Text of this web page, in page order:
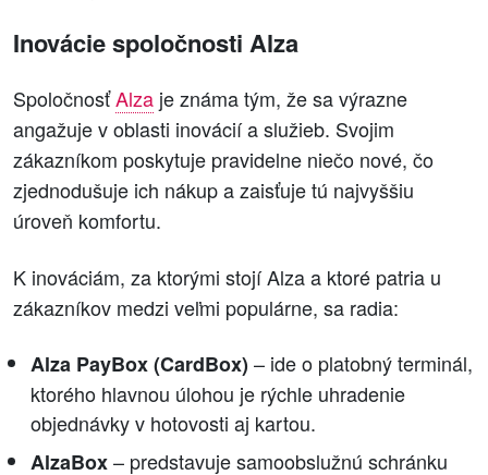
Inovácie spoločnosti Alza
SpoločnosťAlza je známa tým, že sa výrazne
angažuje v oblasti inovácií a služieb. Svojim
zákazníkom poskytuje pravidelne niečo nové, čo
zjednodušuje ich nákup a zaisťuje tú najvyššiu
úroveň komfortu.
K inováciám, za ktorými stojí Alza a ktoré patria u
zákazníkov medzi veľmi populárne, sa radia:
Alza PayBox (CardBox) – ide o platobný terminál,
ktorého hlavnou úlohou je rýchle uhradenie
objednávky v hotovosti aj kartou.
AlzaBox– predstavuje samoobslužnú schránku